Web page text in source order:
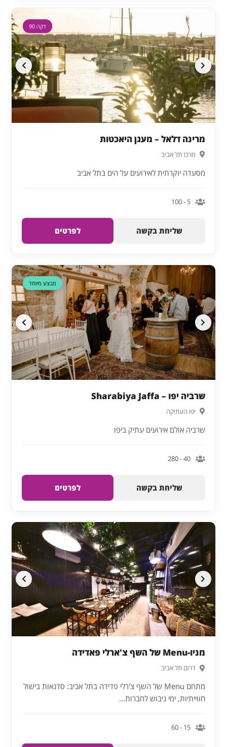
דקה 90
מרינה דלאל – מעגן היאכטות
מרכז תל אביב
מסעדה יוקרתית לאירועים על הים בתל אביב
5 - 100
שליחת בקשה לפרטים
מבצע מיוחד
שרביה יפו – Sharabiya Jaffa
יפו העתיקה
שרביה אולם אירועים עתיק ביפו
40 - 280
שליחת בקשה לפרטים
מניו-Menu של השף צ'ארלי פאדידה
דרום תל אביב
מתחם Menu של השף צ'רלי פדידה בתל אביב: סדנאות בישול
חווייתיות, ימי גיבוש לחברות...
15 - 60